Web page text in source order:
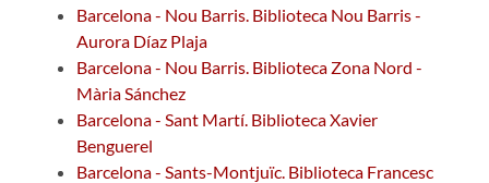
Barcelona - Nou Barris. Biblioteca Nou Barris -
Aurora Díaz Plaja
Barcelona - Nou Barris. Biblioteca Zona Nord -
Mària Sánchez
Barcelona - Sant Martí. Biblioteca Xavier
Benguerel
Barcelona - Sants-Montjuïc. Biblioteca Francesc